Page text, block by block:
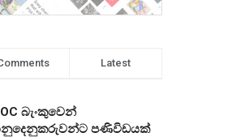
Latest
බැංකුවෙන්
පණිවිඩයක්